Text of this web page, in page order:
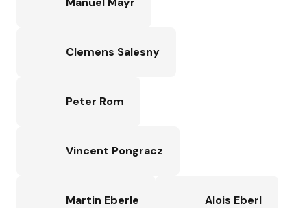
Clemens Salesny
Peter Rom
Vincent Pongracz
Martin Eberle Alois Eberl